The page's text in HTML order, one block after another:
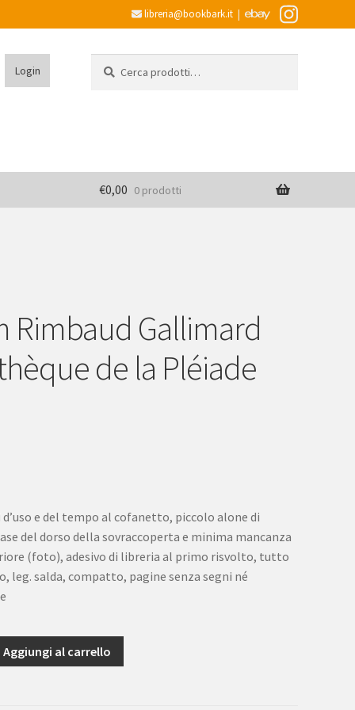
libreria@bookbark.it|
Login
€0,00 0 prodotti
Rimbaud Gallimard
de la Pléiade
e del tempo al cofanetto, piccolo alone di
del dorso della sovraccoperta e minima mancanza
(foto), adesivo di libreria al primo risvolto, tutto
leg. salda, compatto, pagine senza segni né
Aggiungi al carrello